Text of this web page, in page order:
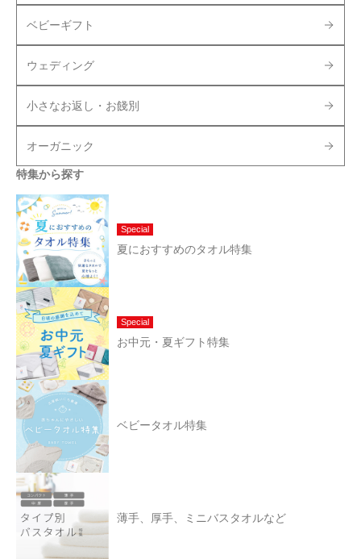
ベビーギフト
ウェディング
小さなお返し・お餞別
オーガニック
特集から探す
Special
夏におすすめのタオル特集
Special
お中元・夏ギフト特集
ベビータオル特集
薄手、厚手、ミニバスタオルなど